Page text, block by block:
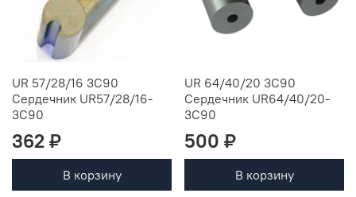
UR 57/28/16 3C90
Сердечник UR57/28/16-
3C90
362 ₽
В корзину
UR 64/40/20 3C90
Сердечник UR64/40/20-
3C90
500 ₽
В корзину